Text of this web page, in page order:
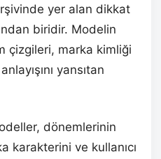
yer alan dikkat
biridir. Modelin
çizgileri, marka kimliği
yansıtan
dönemlerinin
karakterini ve kullanıcı